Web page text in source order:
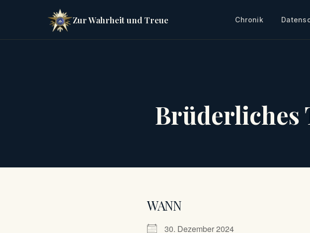
Zur Wahrheit und Treue Chronik
Brüderliches
WANN
30. Dezember 2024